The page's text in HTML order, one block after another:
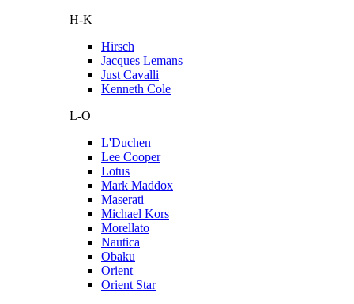
H-K
Hirsch
Jacques Lemans
Just Cavalli
Kenneth Cole
L-O
L'Duchen
Lee Cooper
Lotus
Mark Maddox
Maserati
Michael Kors
Morellato
Nautica
Obaku
Orient
Orient Star